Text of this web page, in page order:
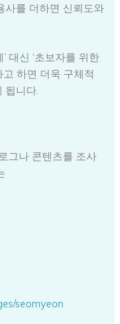
사를 더하면 신뢰도와
대신 ‘초보자를 위한
하면 더욱 구체적
됩니다.
그나 콘텐츠를 조사
seomyeon